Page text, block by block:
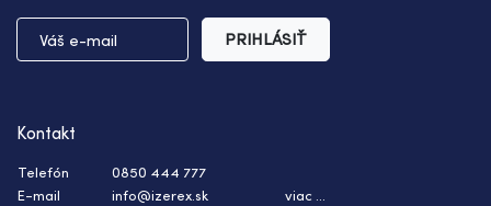
PRIHLÁSIŤ
Kontakt
Telefón
0850 444 777
E-mail
info@izerex.sk viac ...